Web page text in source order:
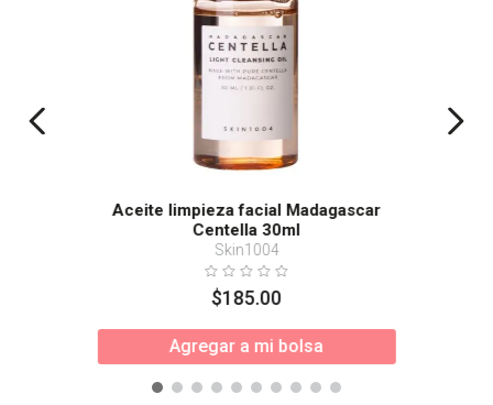
Aceite limpieza facial Madagascar
Centella 30ml
Skin1004
$185.00
Agregar a mi bolsa